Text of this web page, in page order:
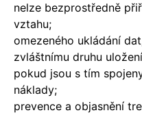
nelze bezprostředně
vztahu;
omezeného ukládání
zvláštnímu druhu
pokud jsou s tím
náklady;
prevence a objasnění